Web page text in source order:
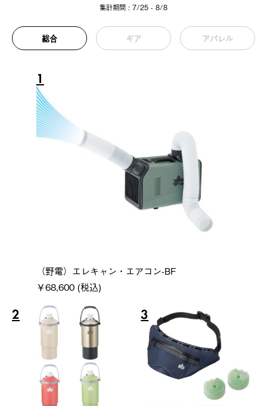
集計期間 : 7/25 - 8/8
総合 ギア アパレル
1
（野電）エレキャン・エアコン-BF
￥68,600 (税込)
2 3